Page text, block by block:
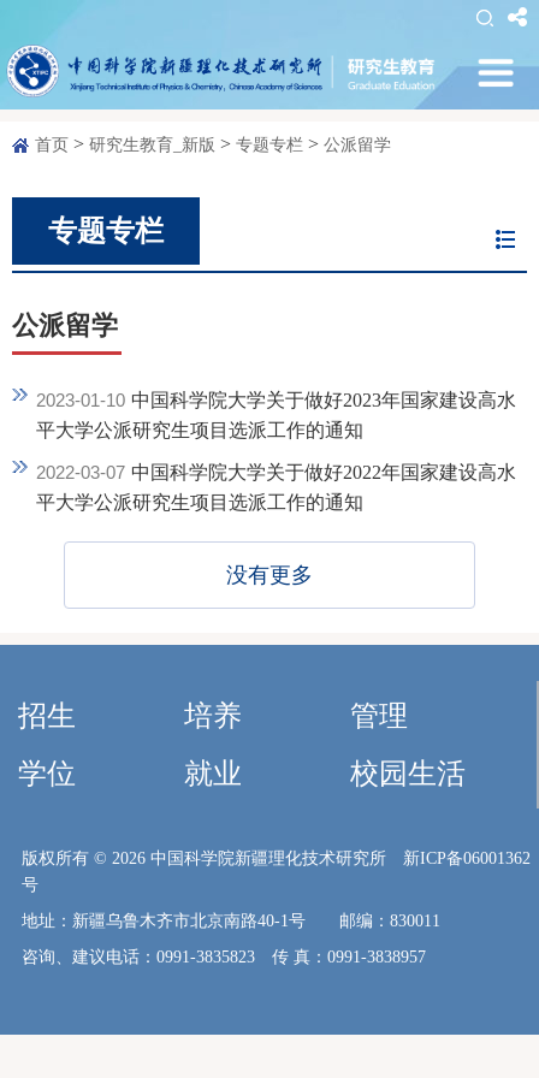
首页 > 研究生教育_新版 > 专题专栏 > 公派留学
专题专栏
公派留学
2023-01-10 中国科学院大学关于做好2023年国家建设高水
平大学公派研究生项目选派工作的通知
2022-03-07 中国科学院大学关于做好2022年国家建设高水
平大学公派研究生项目选派工作的通知
没有更多
招生 培养
管理
学位
就业 校园生活
版权所有 © 2026 中国科学院新疆理化技术研究所 新ICP备06001362
号
地址：新疆乌鲁木齐市北京南路40-1号 邮编：830011
咨询、建议电话：0991-3835823 传 真：0991-3838957